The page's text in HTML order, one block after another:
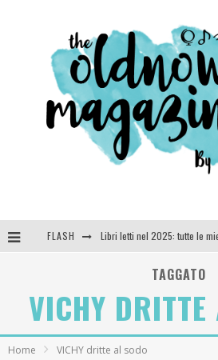
FLASH
SEE YOU AT 5 | Chanel
TAGGATO
VICHY DRITTE
Home VICHY dritte al sodo